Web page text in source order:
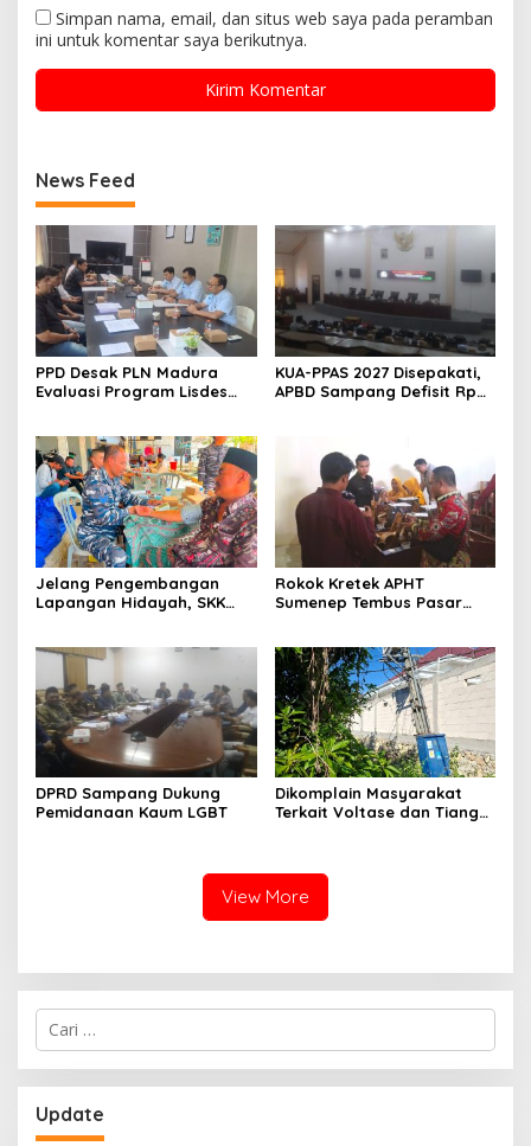
Simpan nama, email, dan situs web saya pada peramban
ini untuk komentar saya berikutnya.
News Feed
PPD Desak PLN Madura
Evaluasi Program Lisdes
KUA-PPAS 2027 Disepakati,
APBD Sampang Defisit Rp
Jelang Pengembangan
Lapangan Hidayah, SKK
Nelayan Sampang
Rokok Kretek APHT
Sumenep Tembus Pasar
DPRD Sampang Dukung
Pemidanaan Kaum LGBT
Dikomplain Masyarakat
Terkait Voltase dan Tiang
View More
Cari
untuk:
Update